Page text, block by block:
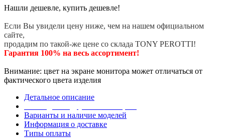
Нашли дешевле, купить дешевле!
Если Вы увидели цену ниже, чем на нашем официальном
сайте,
продадим по такой-же цене со склада TONY PEROTTI!
Гарантия 100% на весь ассортимент!
Внимание: цвет на экране монитора может отличаться от
фактического цвета изделия
Детальное описание
Варианты и наличие моделей
Информация о доставке
Типы оплаты